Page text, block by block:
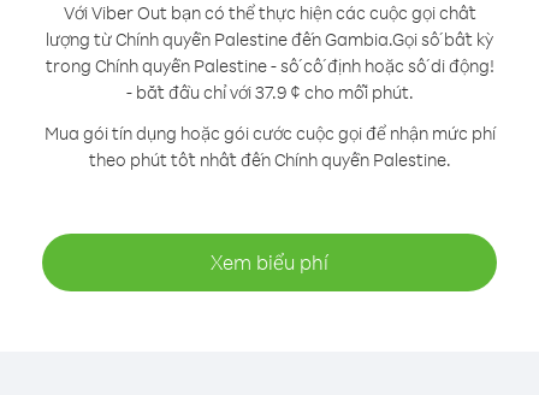
Với Viber Out bạn có thể thực hiện các cuộc gọi chất
lượng từ Chính quyền Palestine đến Gambia.Gọi số bất kỳ
trong Chính quyền Palestine - số cố định hoặc số di động!
- bắt đầu chỉ với 37.9 ¢ cho mỗi phút.
Mua gói tín dụng hoặc gói cước cuộc gọi để nhận mức phí
theo phút tốt nhất đến Chính quyền Palestine.
Xem biểu phí